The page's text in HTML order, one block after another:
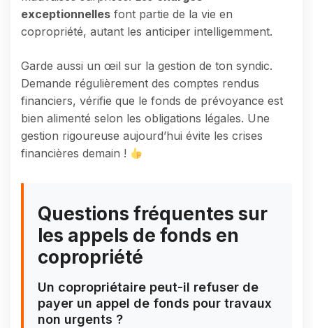
exceptionnelles font partie de la vie en
copropriété, autant les anticiper intelligemment.
Garde aussi un œil sur la gestion de ton syndic.
Demande régulièrement des comptes rendus
financiers, vérifie que le fonds de prévoyance est
bien alimenté selon les obligations légales. Une
gestion rigoureuse aujourd’hui évite les crises
financières demain !
Questions fréquentes sur
les appels de fonds en
copropriété
Un copropriétaire peut-il refuser de
payer un appel de fonds pour travaux
non urgents ?